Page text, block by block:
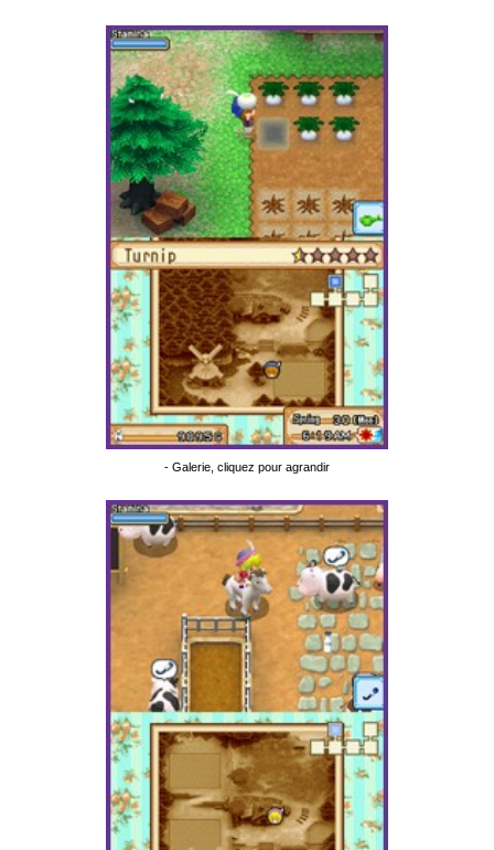
- Galerie, cliquez pour agrandir